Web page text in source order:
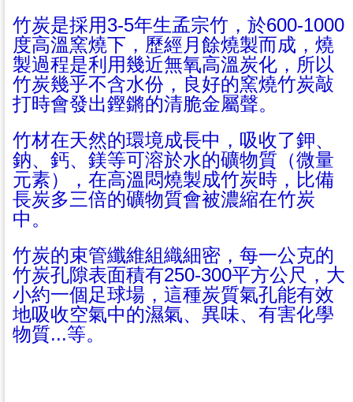
竹炭是採用3-5年生孟宗竹，於600-1000
度高溫窯燒下，歷經月餘燒製而成，燒
製過程是利用幾近無氧高溫炭化，所以
竹炭幾乎不含水份，良好的窯燒竹炭敲
打時會發出鏗鏘的清脆金屬聲。
竹材在天然的環境成長中，吸收了鉀、
鈉、鈣、鎂等可溶於水的礦物質（微量
元素），在高溫悶燒製成竹炭時，比備
長炭多三倍的礦物質會被濃縮在竹炭
中。
竹炭的束管纖維組織細密，每一公克的
竹炭孔隙表面積有250-300平方公尺，大
小約一個足球場，這種炭質氣孔能有效
地吸收空氣中的濕氣、異味、有害化學
物質...等。